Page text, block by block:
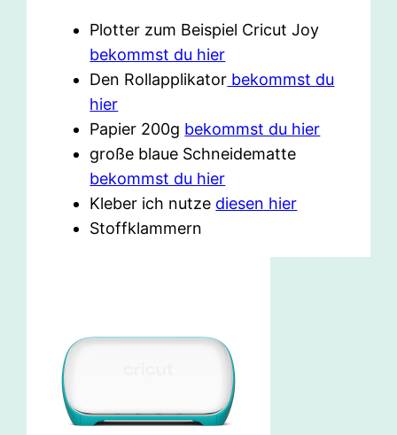
Plotter zum Beispiel Cricut Joy
bekommst du hier
Den Rollapplikator bekommst du
hier
Papier 200g bekommst du hier
große blaue Schneidematte
bekommst du hier
Kleber ich nutze diesen hier
Stoffklammern